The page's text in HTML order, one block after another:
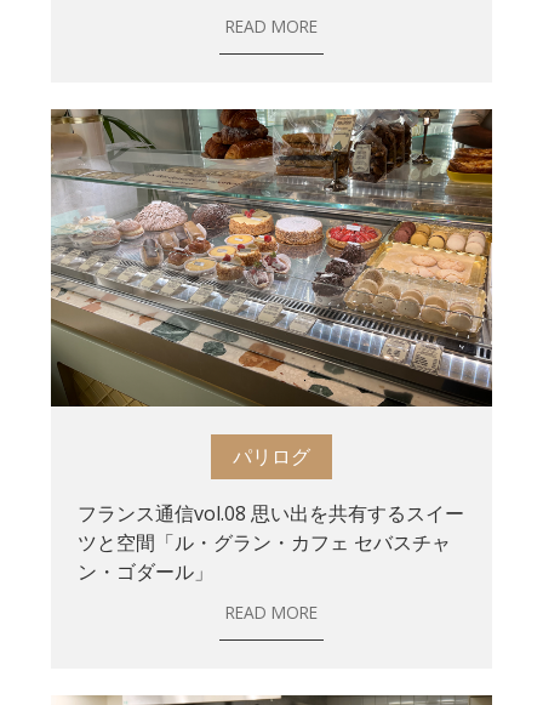
READ MORE
パリログ
フランス通信vol.08 思い出を共有するスイー
ツと空間「ル・グラン・カフェ セバスチャ
ン・ゴダール」
READ MORE